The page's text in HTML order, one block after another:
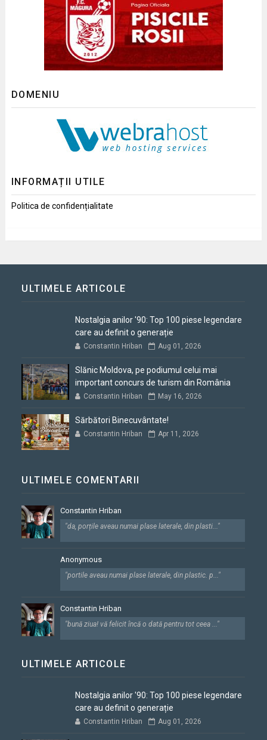
DOMENIU
INFORMAȚII UTILE
Politica de confidențialitate
ULTIMELE ARTICOLE
Nostalgia anilor '90: Top 100 piese legendare
care au definit o generație
Constantin Hriban Aug 01, 2026
Slănic Moldova, pe podiumul celui mai
important concurs de turism din România
Constantin Hriban May 16, 2026
Sărbători Binecuvântate!
Constantin Hriban Apr 11, 2026
ULTIMELE COMENTARII
Constantin Hriban
"da, porțile aveau numai plase laterale, din plasti..."
Anonymous
"portile aveau numai plase laterale, din plastic. p..."
Constantin Hriban
"bună ziua! vă felicit încă o dată pentru tot ceea ..."
ULTIMELE ARTICOLE
Nostalgia anilor '90: Top 100 piese legendare
care au definit o generație
Constantin Hriban Aug 01, 2026